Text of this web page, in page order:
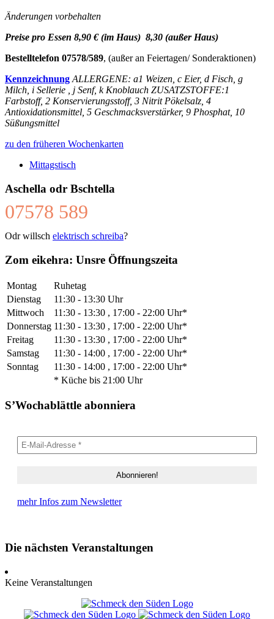
Änderungen vorbehalten
Preise pro Essen 8,90 € (im Haus) 8,30 (außer Haus)
Bestelltelefon 07578/589, (außer an Feiertagen/ Sonderaktionen)
Kennzeichnung ALLERGENE: a1 Weizen, c Eier, d Fisch, g
Milch, i Sellerie , j Senf, k Knoblauch ZUSATZSTOFFE:1
Farbstoff, 2 Konservierungsstoff, 3 Nitrit Pökelsalz, 4
Antioxidationsmittel, 5 Geschmacksverstärker, 9 Phosphat, 10
Süßungsmittel
zu den früheren Wochenkarten
Mittagstisch
Aschella odr Bschtella
07578 589
Odr willsch elektrisch schreiba?
Zom eikehra: Unsre Öffnungszeita
Montag
Ruhetag
Dienstag
11:30 - 13:30 Uhr
Mittwoch
11:30 - 13:30 , 17:00 - 22:00 Uhr*
Donnerstag 11:30 - 13:30 , 17:00 - 22:00 Uhr*
Freitag
11:30 - 13:30 , 17:00 - 22:00 Uhr*
Samstag
11:30 - 14:00 , 17:00 - 22:00 Uhr*
Sonntag
11:30 - 14:00 , 17:00 - 22:00 Uhr*
* Küche bis 21:00 Uhr
S’Wochablättle abonniera
mehr Infos zum Newsletter
Die nächsten Veranstaltungen
Keine Veranstaltungen